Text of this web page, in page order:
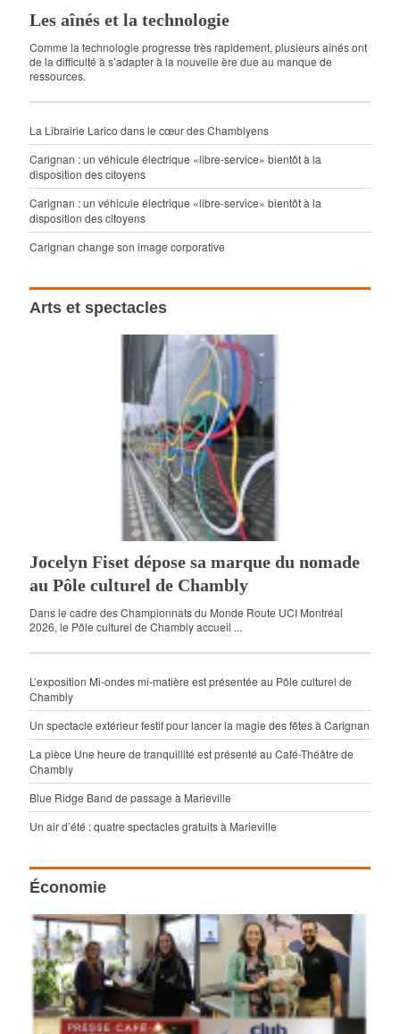
Les aînés et la technologie
Comme la technologie progresse très rapidement, plusieurs aînés ont
de la difficulté à s’adapter à la nouvelle ère due au manque de
ressources.
La Librairie Larico dans le cœur des Chamblyens
Carignan : un véhicule électrique «libre-service» bientôt à la
disposition des citoyens
Carignan : un véhicule électrique «libre-service» bientôt à la
disposition des citoyens
Carignan change son image corporative
Arts et spectacles
Jocelyn Fiset dépose sa marque du nomade
au Pôle culturel de Chambly
Dans le cadre des Championnats du Monde Route UCI Montréal
2026, le Pôle culturel de Chambly accueil ...
L’exposition Mi-ondes mi-matière est présentée au Pôle culturel de
Chambly
Un spectacle extérieur festif pour lancer la magie des fêtes à Carignan
La pièce Une heure de tranquillité est présenté au Café-Théâtre de
Chambly
Blue Ridge Band de passage à Marieville
Un air d’été : quatre spectacles gratuits à Marieville
Économie